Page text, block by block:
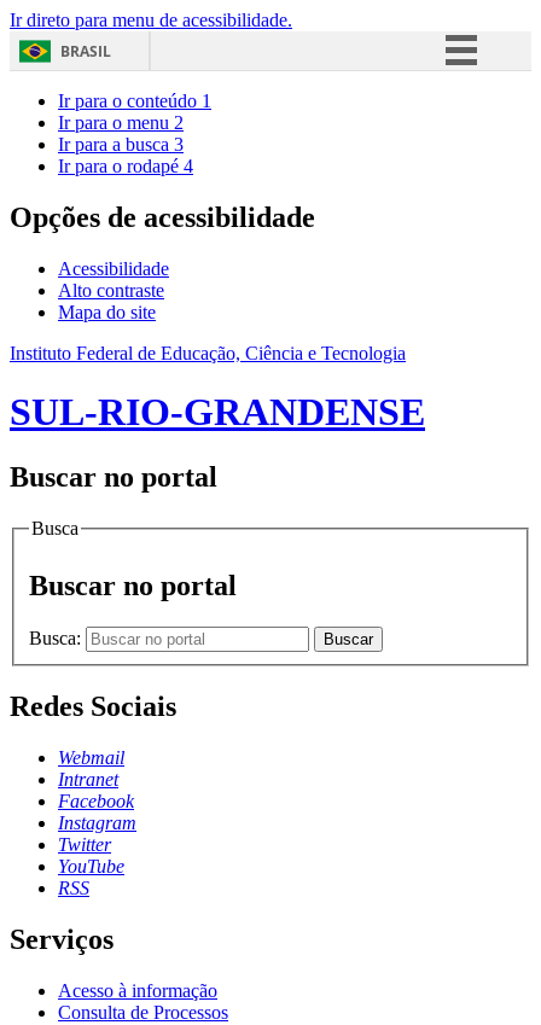
Ir direto para menu de acessibilidade.
BRASIL
Acesso à informação
Ir para o conteúdo 1
Ir para o menu 2
Ir para a busca 3
Ir para o rodapé 4
Opções de acessibilidade
Acessibilidade
Alto contraste
Mapa do site
Instituto Federal de Educação, Ciência e Tecnologia
SUL-RIO-GRANDENSE
Buscar no portal
Busca
Buscar no portal
Busca: Buscar
Redes Sociais
Webmail
Intranet
Facebook
Instagram
Twitter
YouTube
RSS
Serviços
Acesso à informação
Consulta de Processos